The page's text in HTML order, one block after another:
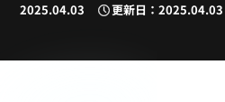
2025.04.03 更新日：2025.04.03